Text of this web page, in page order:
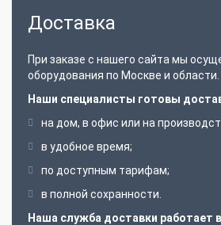
Доставка
При заказе с нашего сайта мы
оборудования по Москве и области.
Наши специалисты готовы
на дом, в офис или на
в удобное время;
по доступным тарифам;
в полной сохранности.
Наша служба доставки работает